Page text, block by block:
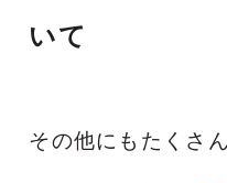
いて
その他にもたくさ